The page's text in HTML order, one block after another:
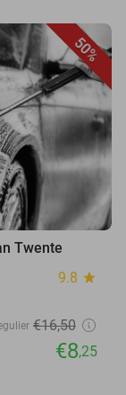
50%
Twente
9.8 star
€16,50
€8,25